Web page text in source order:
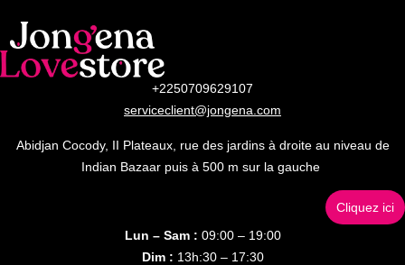
+2250709629107
serviceclient@jongena.com
Abidjan Cocody, II Plateaux, rue des jardins à droite au niveau de
Indian Bazaar puis à 500 m sur la gauche
Cliquez ici
Lun – Sam : 09:00 – 19:00
Dim : 13h:30 – 17:30